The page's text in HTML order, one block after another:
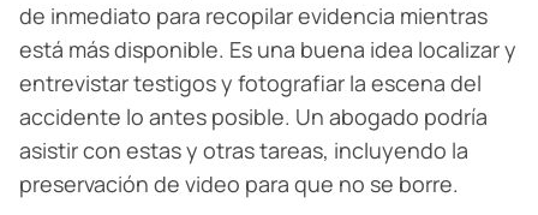
de inmediato para recopilar evidencia mientras
está más disponible. Es una buena idea localizar y
entrevistar testigos y fotografiar la escena del
accidente lo antes posible. Un abogado podría
asistir con estas y otras tareas, incluyendo la
preservación de video para que no se borre.